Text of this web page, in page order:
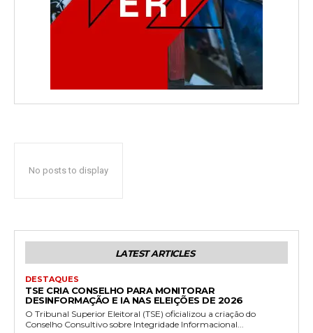
No posts to display
LATEST ARTICLES
DESTAQUES
TSE CRIA CONSELHO PARA MONITORAR
DESINFORMAÇÃO E IA NAS ELEIÇÕES DE 2026
O Tribunal Superior Eleitoral (TSE) oficializou a criação do
Conselho Consultivo sobre Integridade Informacional...